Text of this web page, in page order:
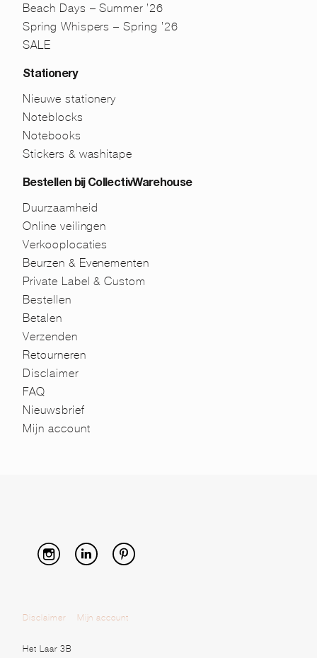
Beach Days – Summer ’26
Spring Whispers – Spring ’26
SALE
Stationery
Nieuwe stationery
Noteblocks
Notebooks
Stickers & washitape
Bestellen bij CollectivWarehouse
Duurzaamheid
Online veilingen
Verkooplocaties
Beurzen & Evenementen
Private Label & Custom
Bestellen
Betalen
Verzenden
Retourneren
Disclaimer
FAQ
Nieuwsbrief
Mijn account
Disclaimer Mijn account
Het Laar 3B